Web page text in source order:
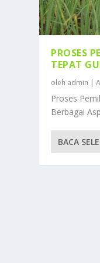
PROSES
TEPAT
oleh admin |
Proses
Berbagai
BACA